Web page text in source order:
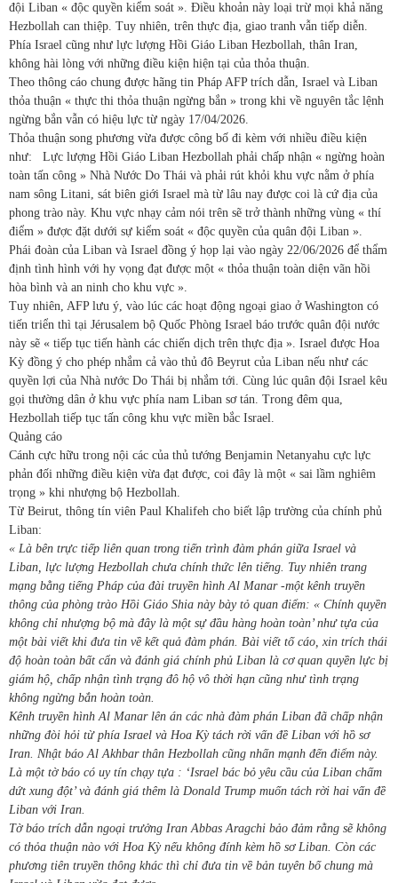
đội Liban « độc quyền kiểm soát ». Điều khoản này loại trừ mọi khả năng
Hezbollah can thiệp. Tuy nhiên, trên thực địa, giao tranh vẫn tiếp diễn.
Phía Israel cũng như lực lượng Hồi Giáo Liban Hezbollah, thân Iran,
không hài lòng với những điều kiện hiện tại của thỏa thuận.
Theo thông cáo chung được hãng tin Pháp AFP trích dẫn, Israel và Liban
thỏa thuận « thực thi thỏa thuận ngừng bắn » trong khi về nguyên tắc lệnh
ngừng bắn vẫn có hiệu lực từ ngày 17/04/2026.
Thỏa thuận song phương vừa được công bố đi kèm với nhiều điều kiện
như: Lực lượng Hồi Giáo Liban Hezbollah phải chấp nhận « ngừng hoàn
toàn tấn công » Nhà Nước Do Thái và phải rút khỏi khu vực nằm ở phía
nam sông Litani, sát biên giới Israel mà từ lâu nay được coi là cứ địa của
phong trào này. Khu vực nhạy cảm nói trên sẽ trở thành những vùng « thí
điểm » được đặt dưới sự kiểm soát « độc quyền của quân đội Liban ».
Phái đoàn của Liban và Israel đồng ý họp lại vào ngày 22/06/2026 để thẩm
định tình hình với hy vọng đạt được một « thỏa thuận toàn diện vãn hồi
hòa bình và an ninh cho khu vực ».
Tuy nhiên, AFP lưu ý, vào lúc các hoạt động ngoại giao ở Washington có
tiến triển thì tại Jérusalem bộ Quốc Phòng Israel báo trước quân đội nước
này sẽ « tiếp tục tiến hành các chiến dịch trên thực địa ». Israel được Hoa
Kỳ đồng ý cho phép nhắm cả vào thủ đô Beyrut của Liban nếu như các
quyền lợi của Nhà nước Do Thái bị nhắm tới. Cùng lúc quân đội Israel kêu
gọi thường dân ở khu vực phía nam Liban sơ tán. Trong đêm qua,
Hezbollah tiếp tục tấn công khu vực miền bắc Israel.
Quảng cáo
Cánh cực hữu trong nội các của thủ tướng Benjamin Netanyahu cực lực
phản đối những điều kiện vừa đạt được, coi đây là một « sai lầm nghiêm
trọng » khi nhượng bộ Hezbollah.
Từ Beirut, thông tín viên Paul Khalifeh cho biết lập trường của chính phủ
Liban:
« Là bên trực tiếp liên quan trong tiến trình đàm phán giữa Israel và
Liban, lực lượng Hezbollah chưa chính thức lên tiếng. Tuy nhiên trang
mạng bằng tiếng Pháp của đài truyền hình Al Manar -một kênh truyền
thông của phòng trào Hồi Giáo Shia này bày tỏ quan điểm: « Chính quyền
không chỉ nhượng bộ mà đây là một sự đầu hàng hoàn toàn’ như tựa của
một bài viết khi đưa tin về kết quả đàm phán. Bài viết tố cáo, xin trích thái
độ hoàn toàn bất cẩn và đánh giá chính phủ Liban là cơ quan quyền lực bị
giám hộ, chấp nhận tình trạng đô hộ vô thời hạn cũng như tình trạng
không ngừng bắn hoàn toàn.
Kênh truyền hình Al Manar lên án các nhà đàm phán Liban đã chấp nhận
những đòi hỏi từ phía Israel và Hoa Kỳ tách rời vấn đề Liban với hồ sơ
Iran. Nhật báo Al Akhbar thân Hezbollah cũng nhấn mạnh đến điểm này.
Là một tờ báo có uy tín chạy tựa : ‘Israel bác bỏ yêu cầu của Liban chấm
dứt xung đột’ và đánh giá thêm là Donald Trump muốn tách rời hai vấn đề
Liban với Iran.
Tờ báo trích dẫn ngoại trưởng Iran Abbas Aragchi bảo đảm rằng sẽ không
có thỏa thuận nào với Hoa Kỳ nếu không đính kèm hồ sơ Liban. Còn các
phương tiên truyền thông khác thì chỉ đưa tin về bản tuyên bố chung mà